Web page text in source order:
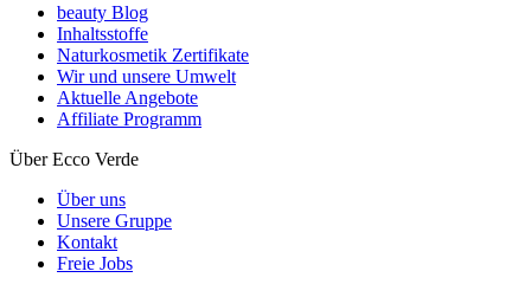
beauty Blog
Inhaltsstoffe
Naturkosmetik Zertifikate
Wir und unsere Umwelt
Aktuelle Angebote
Affiliate Programm
Über Ecco Verde
Über uns
Unsere Gruppe
Kontakt
Freie Jobs